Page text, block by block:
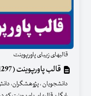
قالبهای زیبای پاورپوینت
قالب پاورپوینت (1297)
دانشجویان ، پژوهشگران،